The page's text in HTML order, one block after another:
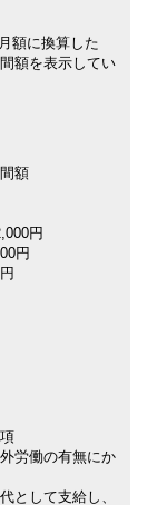
額に換算した
額を表示してい
額
円
円
労働の有無にか
として支給し、